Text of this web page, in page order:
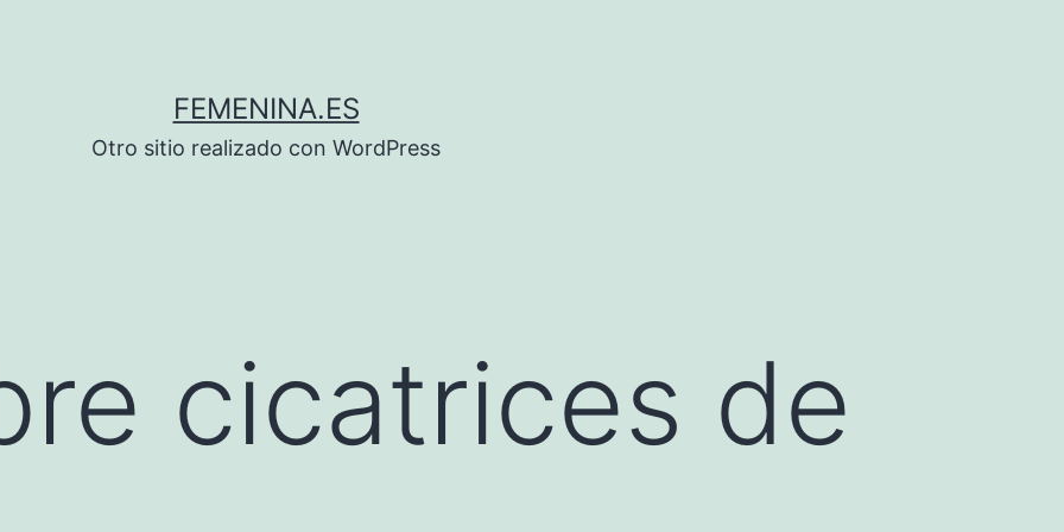
FEMENINA.ES
Otro sitio realizado con WordPress
cicatrices de